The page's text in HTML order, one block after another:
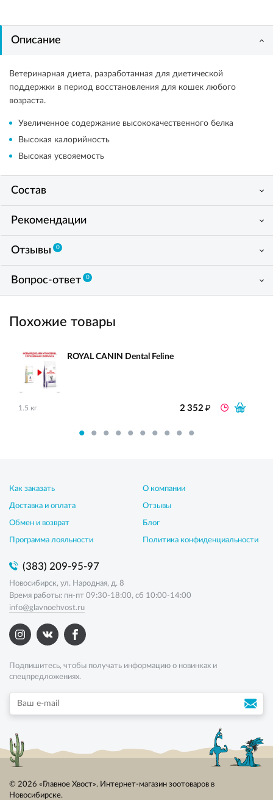
Описание
Ветеринарная диета, разработанная для диетической
поддержки в период восстановления для кошек любого
возраста.
Увеличенное содержание высококачественного белка
Высокая калорийность
Высокая усвояемость
Состав
Рекомендации
Отзывы 0
Вопрос-ответ 0
Похожие товары
ROYAL CANIN Dental Feline
1.5 кг 2 352₽
Как заказать
Доставка и оплата
Обмен и возврат
Программа лояльности
О компании
Отзывы
Блог
Политика конфиденциальности
(383) 209-95-97
Новосибирск, ул. Народная, д. 8
Время работы: пн-пт 09:30-18:00, сб 10:00-14:00
info@glavnoehvost.ru
Подпишитесь, чтобы получать информацию о новинках и
спецпредложениях.
© 2026 «Главное Хвост». Интернет-магазин зоотоваров в
Новосибирске.